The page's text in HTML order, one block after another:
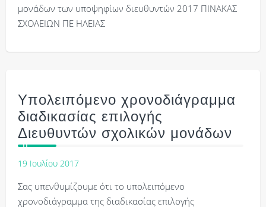
μονάδων των υποψηφίων διευθυντών 2017 ΠΙΝΑΚΑΣ
ΣΧΟΛΕΙΩΝ ΠΕ ΗΛΕΙΑΣ
Υπολειπόμενο χρονοδιάγραμμα
διαδικασίας επιλογής
Διευθυντών σχολικών μονάδων
19 Ιουλίου 2017
Σας υπενθυμίζουμε ότι το υπολειπόμενο
χρονοδιάγραμμα της διαδικασίας επιλογής